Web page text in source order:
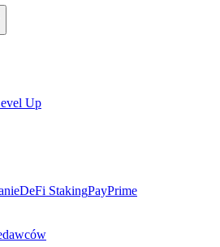
Up
DeFi StakingPayPrime